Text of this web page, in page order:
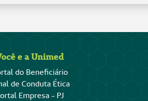
e a Unimed
do Beneficiário
de Conduta Ética
Empresa - PJ